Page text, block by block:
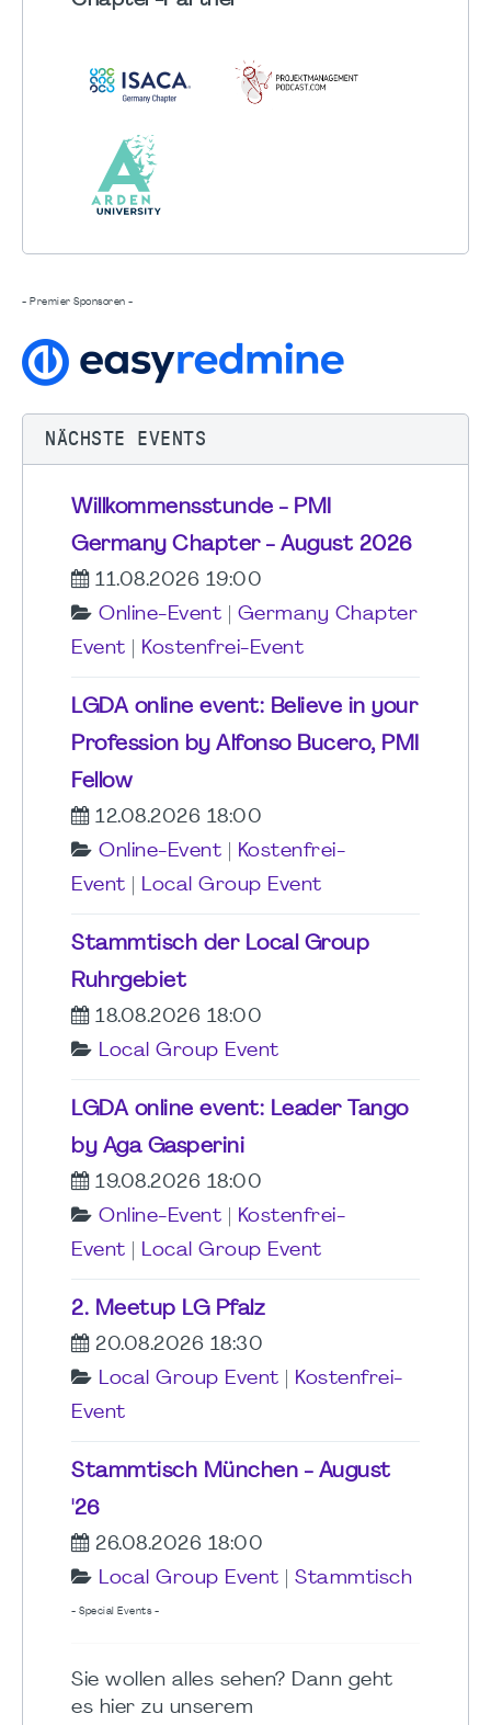
- Premier Sponsoren -
NÄCHSTE EVENTS
Willkommensstunde - PMI
Germany Chapter - August 2026
11.08.2026 19:00
Online-Event
Germany Chapter
Event
Kostenfrei-Event
LGDA online event: Believe in your
Profession by Alfonso Bucero, PMI
Fellow
12.08.2026 18:00
Online-Event
Kostenfrei-
Event
Local Group Event
Stammtisch der Local Group
Ruhrgebiet
18.08.2026 18:00
Local Group Event
LGDA online event: Leader Tango
by Aga Gasperini
19.08.2026 18:00
Online-Event
Kostenfrei-
Event
Local Group Event
2. Meetup LG Pfalz
20.08.2026 18:30
Local Group Event
Kostenfrei-
Event
Stammtisch München - August
'26
26.08.2026 18:00
Local Group Event
Stammtisch
- Special Events -
Sie wollen alles sehen? Dann geht
es hier zu unserem